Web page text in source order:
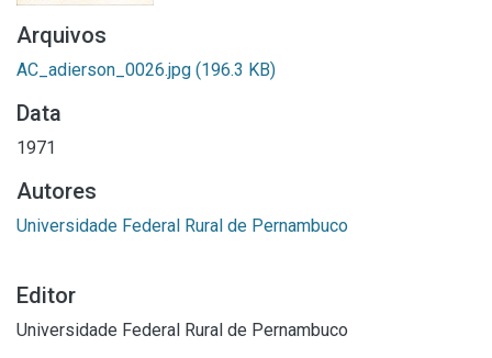
Arquivos
AC_adierson_0026.jpg (196.3 KB)
Data
1971
Autores
Universidade Federal Rural de Pernambuco
Editor
Universidade Federal Rural de Pernambuco